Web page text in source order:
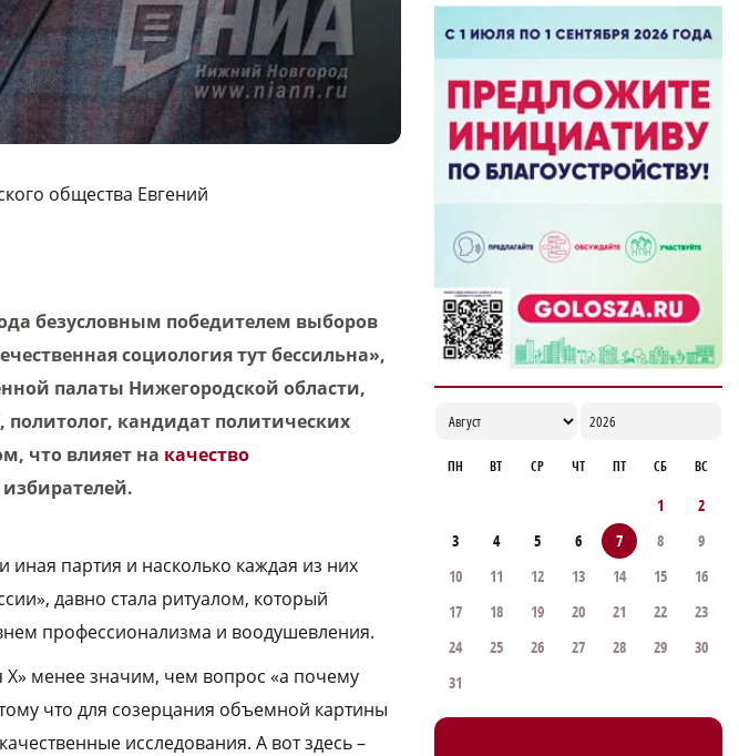
общества Евгений
безусловным победителем выборов
социология тут бессильна»,
палаты Нижегородской области,
кандидат политических
что влияет на качество
иная партия и насколько каждая из них
давно стала ритуалом, который
профессионализма и воодушевления.
Х» менее значим, чем вопрос «а почему
что для созерцания объемной картины
исследования. А вот здесь –
Квадратные и черные: выяснилось, какие
арбузы предпочитают нижегородцы
13:34
В Нижнем Новгороде и России отмечают
70-летие Дня строителя
13:10
ПН ВТ СР ЧТ ПТ СБ ВС
1
2
3
4 5 6 7 8
9
10
11 12 13 14 15
16
17
18 19 20 21 22
23
24
25 26 27 28 29
30
31